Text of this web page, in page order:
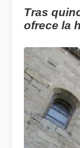
Tras
ofrece la